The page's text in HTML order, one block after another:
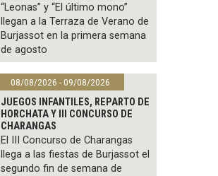
“Leonas” y “El último mono”
llegan a la Terraza de Verano de
Burjassot en la primera semana
de agosto
08/08/2026 - 09/08/2026
JUEGOS INFANTILES, REPARTO DE
HORCHATA Y III CONCURSO DE
CHARANGAS
El III Concurso de Charangas
llega a las fiestas de Burjassot el
segundo fin de semana de